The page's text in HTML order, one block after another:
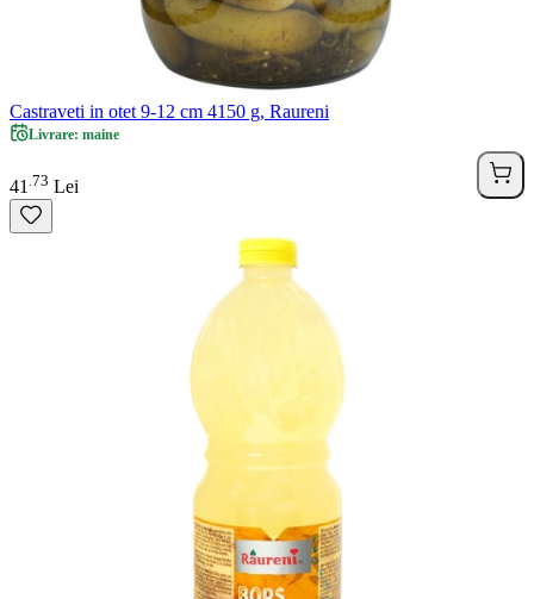
Castraveti in otet 9-12 cm 4150 g, Raureni
Livrare: maine
41 73 Lei